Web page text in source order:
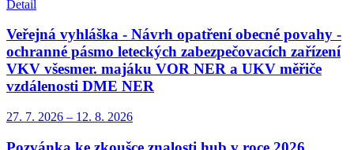
Detail
Veřejná vyhláška - Návrh opatření obecné povahy -
ochranné pásmo leteckých zabezpečovacích zařízení
VKV všesmer. majáku VOR NER a UKV měřiče
vzdálenosti DME NER
27. 7. 2026 – 12. 8. 2026